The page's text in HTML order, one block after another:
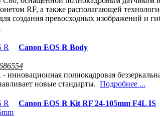
RF, а также располагающей
создания превосходных изображений и
Canon EOS R Body
инновационная полнокадровая
новые стандарты. Подробнее ...
Canon EOS R Kit RF 24-105mm F4L IS